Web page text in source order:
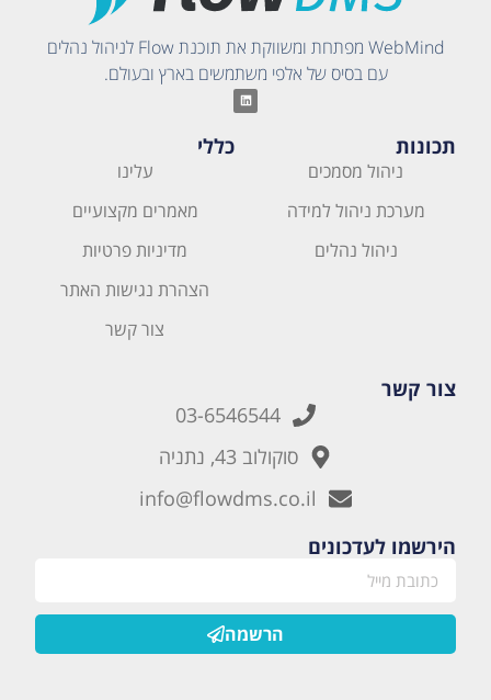
WebMind מפתחת ומשווקת את תוכנת Flow לניהול נהלים
עם בסיס של אלפי משתמשים בארץ ובעולם.
תכונות
ניהול מסמכים
מערכת ניהול למידה
ניהול נהלים
כללי
עלינו
מאמרים מקצועיים
מדיניות פרטיות
הצהרת נגישות האתר
צור קשר
צור קשר
03-6546544
סוקולוב 43, נתניה
info@flowdms.co.il
הירשמו לעדכונים
הרשמה